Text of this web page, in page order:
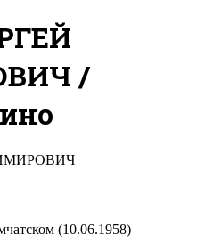
/
(10.06.1958)